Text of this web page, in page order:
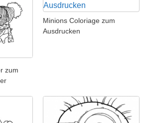
zum
Minions Coloriage zum
Ausdrucken